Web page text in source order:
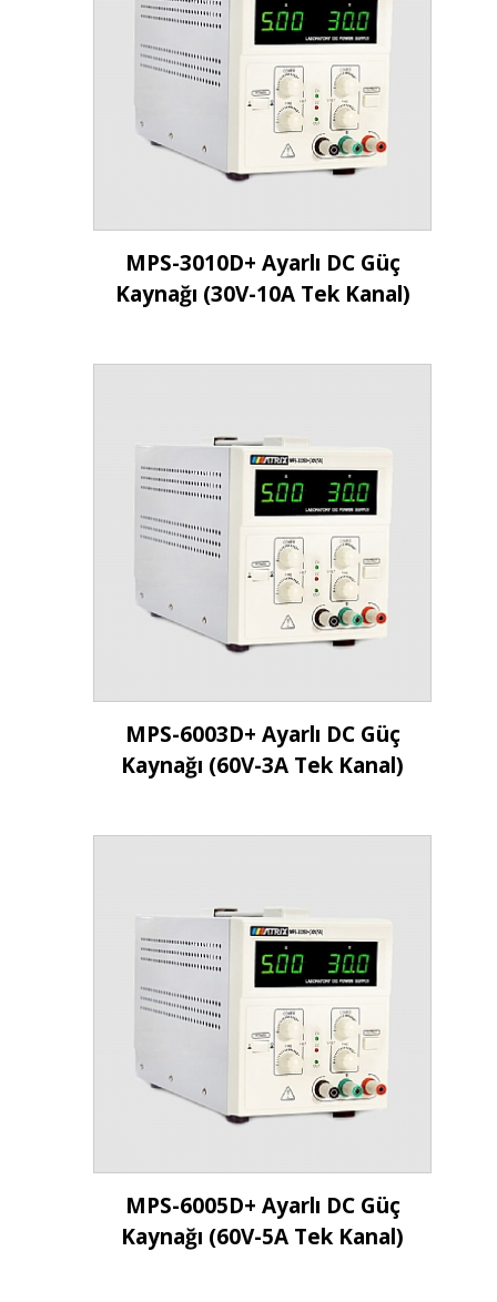
İncele
MPS-3010D+ Ayarlı DC Güç
Kaynağı (30V-10A Tek Kanal)
İncele
MPS-6003D+ Ayarlı DC Güç
Kaynağı (60V-3A Tek Kanal)
İncele
MPS-6005D+ Ayarlı DC Güç
Kaynağı (60V-5A Tek Kanal)